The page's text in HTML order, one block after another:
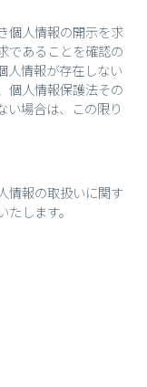
個人情報の開示を求
であることを確認の
人情報が存在しない
個人情報保護法その
い場合は、この限り
情報の取扱いに関す
します。